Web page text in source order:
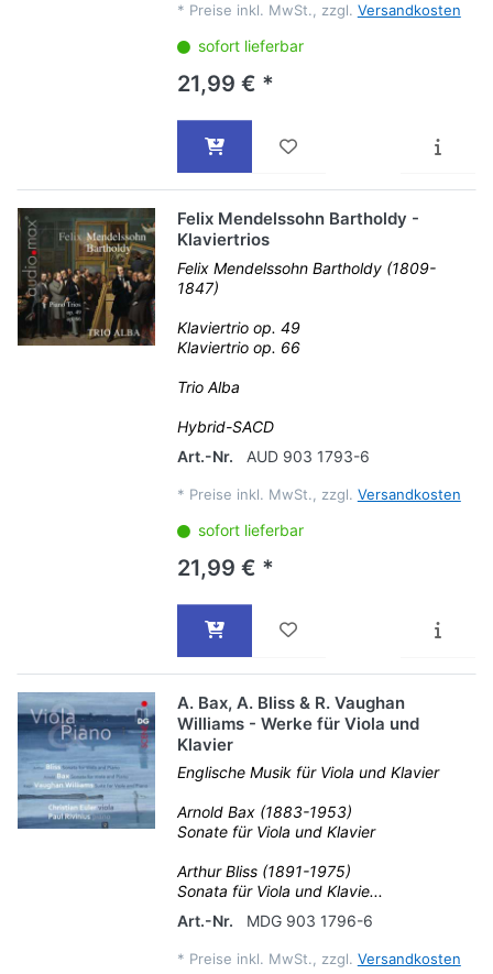
* Preise inkl. MwSt., zzgl. Versandkosten
sofort lieferbar
21,99 € *
Felix Mendelssohn Bartholdy -
Klaviertrios
Felix Mendelssohn Bartholdy (1809-
1847)
Klaviertrio op. 49
Klaviertrio op. 66
Trio Alba
Hybrid-SACD
Art.-Nr.
AUD 903 1793-6
* Preise inkl. MwSt., zzgl. Versandkosten
sofort lieferbar
21,99 € *
A. Bax, A. Bliss & R. Vaughan
Williams - Werke für Viola und
Klavier
Englische Musik für Viola und Klavier
Arnold Bax (1883-1953)
Sonate für Viola und Klavier
Arthur Bliss (1891-1975)
Sonata für Viola und Klavie...
Art.-Nr.
MDG 903 1796-6
* Preise inkl. MwSt., zzgl. Versandkosten